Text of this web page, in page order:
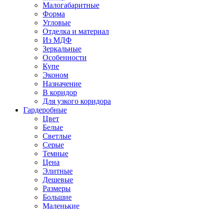
Малогабаритные
Форма
Угловые
Отделка и материал
Из МДФ
Зеркальные
Особенности
Купе
Эконом
Назначение
В коридор
Для узкого коридора
Гардеробные
Цвет
Белые
Светлые
Серые
Темные
Цена
Элитные
Дешевые
Размеры
Большие
Маленькие